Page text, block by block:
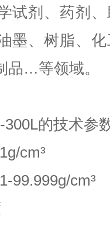
试剂、药剂
墨、树脂、
品…等领域。
300L的技术参
cm³
99.999g/cm³